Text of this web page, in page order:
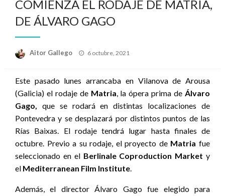
COMIENZA EL RODAJE DE MATRIA,
DE ÁLVARO GAGO
Aitor Gallego
Publicado
6 octubre, 2021
Este pasado lunes arrancaba en Vilanova de Arousa
(Galicia) el rodaje de Matria, la ópera prima deÁlvaro
Gago, que se rodará en distintas localizaciones de
Pontevedra y se desplazará por distintos puntos de las
Rías Baixas. El rodaje tendrá lugar hasta finales de
octubre. Previo a su rodaje, el proyecto de Matria fue
seleccionado en el Berlinale Coproduction Market y
el Mediterranean Film Institute.
Además, el director Álvaro Gago fue elegido para